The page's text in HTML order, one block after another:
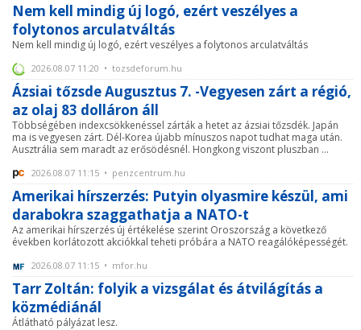
Nem kell mindig új logó, ezért veszélyes a
folytonos arculatváltás
Nem kell mindig új logó, ezért veszélyes a folytonos arculatváltás
2026.08.07 11:20 • tozsdeforum.hu
Ázsiai tőzsde Augusztus 7. -Vegyesen zárt a régió,
az olaj 83 dolláron áll
Többségében indexcsökkenéssel zárták a hetet az ázsiai tőzsdék. Japán
ma is vegyesen zárt. Dél-Korea újabb mínuszos napot tudhat maga után.
Ausztrália sem maradt az erősödésnél. Hongkong viszont pluszban ...
2026.08.07 11:15 • penzcentrum.hu
Amerikai hírszerzés: Putyin olyasmire készül, ami
darabokra szaggathatja a NATO-t
Az amerikai hírszerzés új értékelése szerint Oroszország a következő
években korlátozott akciókkal teheti próbára a NATO reagálóképességét.
2026.08.07 11:15 • mfor.hu
Tarr Zoltán: folyik a vizsgálat és átvilágítás a
közmédiánál
Átlátható pályázat lesz.